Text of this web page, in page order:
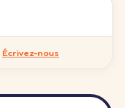
Écrivez-nous